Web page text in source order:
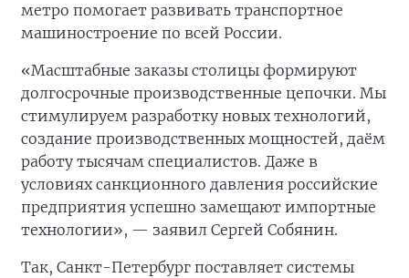
метро помогает развивать транспортное
машиностроение по всей России.
«Масштабные заказы столицы формируют
долгосрочные производственные цепочки. Мы
стимулируем разработку новых технологий,
создание производственных мощностей, даём
работу тысячам специалистов. Даже в
условиях санкционного давления российские
предприятия успешно замещают импортные
технологии», — заявил Сергей Собянин.
Так, Санкт-Петербург поставляет системы